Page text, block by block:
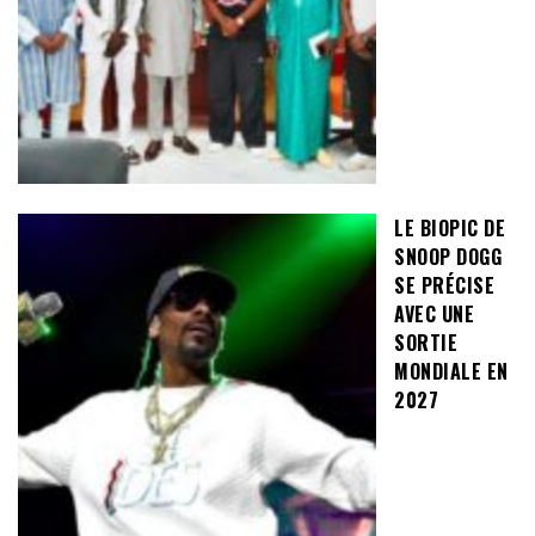
LE BIOPIC DE
SNOOP DOGG
SE PRÉCISE
AVEC UNE
SORTIE
MONDIALE EN
2027